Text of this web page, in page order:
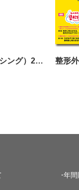
HEARTnursing（ハートナーシング）2024年11月号 整形
年間